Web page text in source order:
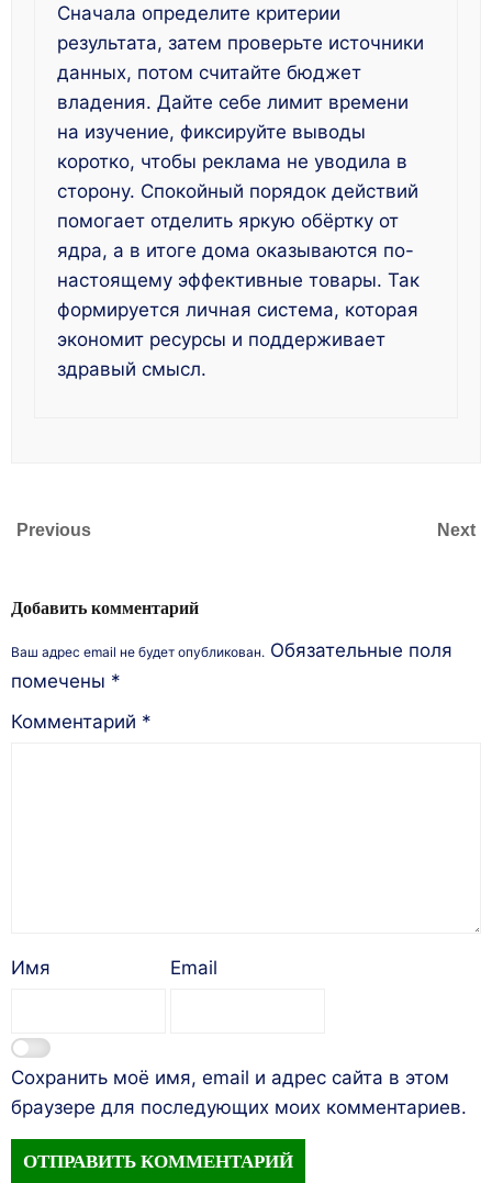
Сначала определите критерии
результата, затем проверьте источники
данных, потом считайте бюджет
владения. Дайте себе лимит времени
на изучение, фиксируйте выводы
коротко, чтобы реклама не уводила в
сторону. Спокойный порядок действий
помогает отделить яркую обёртку от
ядра, а в итоге дома оказываются по-
настоящему эффективные товары. Так
формируется личная система, которая
экономит ресурсы и поддерживает
здравый смысл.
Previous Next
Добавить комментарий
Ваш адрес email не будет опубликован. Обязательные поля
помечены *
Комментарий *
Имя Email
Сохранить моё имя, email и адрес сайта в этом
браузере для последующих моих комментариев.